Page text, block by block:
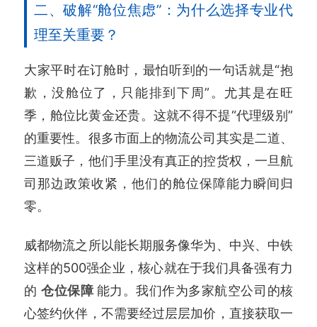
二、破解“舱位焦虑”：为什么选择专业代
理至关重要？
大家平时在订舱时，最怕听到的一句话就是“抱
歉，没舱位了，只能排到下周”。尤其是在旺
季，舱位比黄金还贵。这就不得不提“代理级别”
的重要性。很多市面上的物流公司其实是二道、
三道贩子，他们手里没有真正的控货权，一旦航
司那边政策收紧，他们的舱位保障能力瞬间归
零。
威都物流之所以能长期服务像华为、中兴、中铁
这样的500强企业，核心就在于我们具备强有力
的仓位保障 能力。我们作为多家航空公司的核
心签约伙伴，不需要经过层层加价，直接获取一